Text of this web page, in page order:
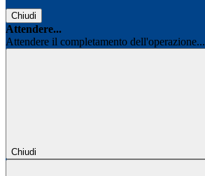
Chiudi
Attendere...
Attendere il completamento dell'operazione...
Chiudi